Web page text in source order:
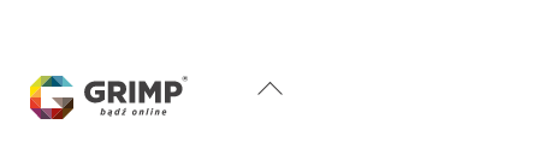
Back